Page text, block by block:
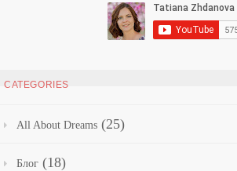
CATEGORIES
All About Dreams (25)
Блог (18)